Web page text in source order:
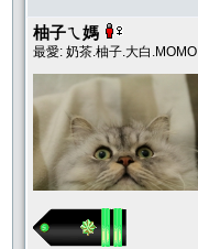
柚子ㄟ媽
最愛: 奶茶.柚子.大白.MOMO